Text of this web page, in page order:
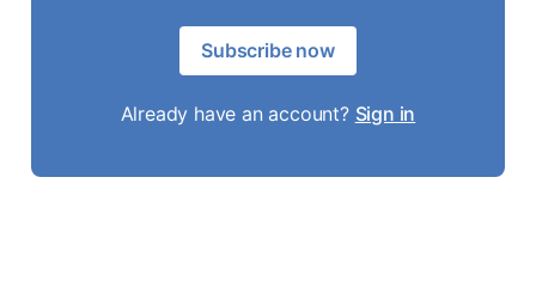
Subscribe now
Already have an account? Sign in